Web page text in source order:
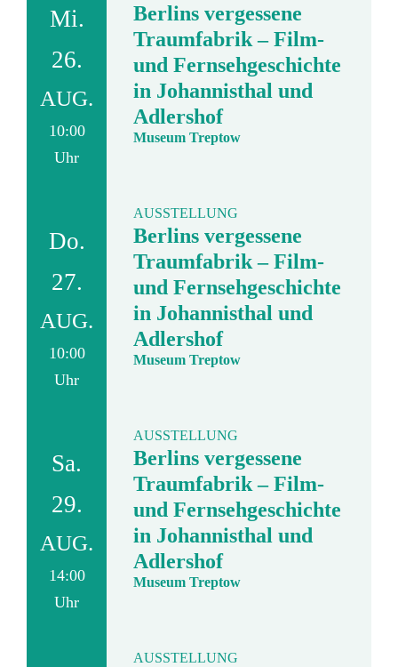
Mi.
26.
AUG.
10:00
Uhr
Berlins vergessene
Traumfabrik – Film-
und Fernsehgeschichte
in Johannisthal und
Adlershof
Museum Treptow
Do.
27.
AUG.
10:00
Uhr
AUSSTELLUNG
Berlins vergessene
Traumfabrik – Film-
und Fernsehgeschichte
in Johannisthal und
Adlershof
Museum Treptow
Sa.
29.
AUG.
14:00
Uhr
AUSSTELLUNG
Berlins vergessene
Traumfabrik – Film-
und Fernsehgeschichte
in Johannisthal und
Adlershof
Museum Treptow
AUSSTELLUNG